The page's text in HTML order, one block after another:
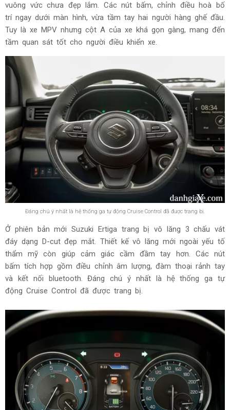
vuông vức chưa đẹp lắm. Các nút bấm, chỉnh điều hoà bố
trí ngay dưới màn hình, vừa tầm tay hai người hàng ghế đầu.
Tuy là xe MPV nhưng cột A của xe khá gọn gàng, mang đến
tầm quan sát tốt cho người điều khiển xe.
Đáng chú ý nhất là hệ thống ga tự động Cruise Control đã được trang bị.
Ở phiên bản mới Suzuki Ertiga trang bị vô lăng 3 chấu vát
đáy dạng D-cut đẹp mắt. Thiết kế vô lăng mới ngoài yếu tố
thẩm mỹ còn giúp cảm giác cầm đầm tay hơn. Các nút
bấm tích hợp gồm điều chỉnh âm lượng, đàm thoại rảnh tay
và kết nối bluetooth. Đáng chú ý nhất là hệ thống ga tự
động Cruise Control đã được trang bị.